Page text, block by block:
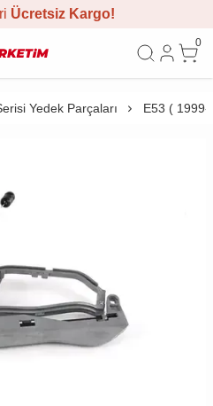
Ücretsiz Kargo!
0
Yedek Parçaları E53 ( 1999-